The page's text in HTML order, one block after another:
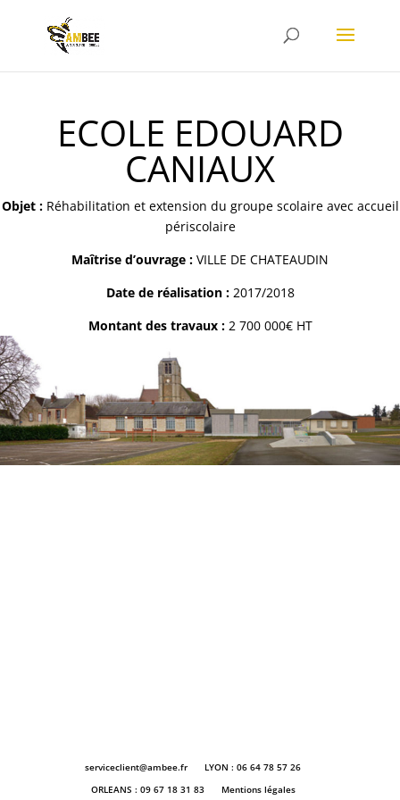
ECOLE EDOUARD
CANIAUX
Objet :Réhabilitation et extension du groupe scolaire avec accueil
périscolaire
Maîtrise d’ouvrage : VILLE DE CHATEAUDIN
Date de réalisation :2017/2018
Montant des travaux :2 700 000€ HT
serviceclient@ambee.fr
LYON : 06 64 78 57 26
ORLEANS : 09 67 18 31 83
Mentions légales